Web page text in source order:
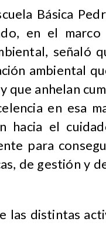
Básica
en el
señaló
ambiental
que anhelan
en esa
hacia el
para
de gestión y
las distintas